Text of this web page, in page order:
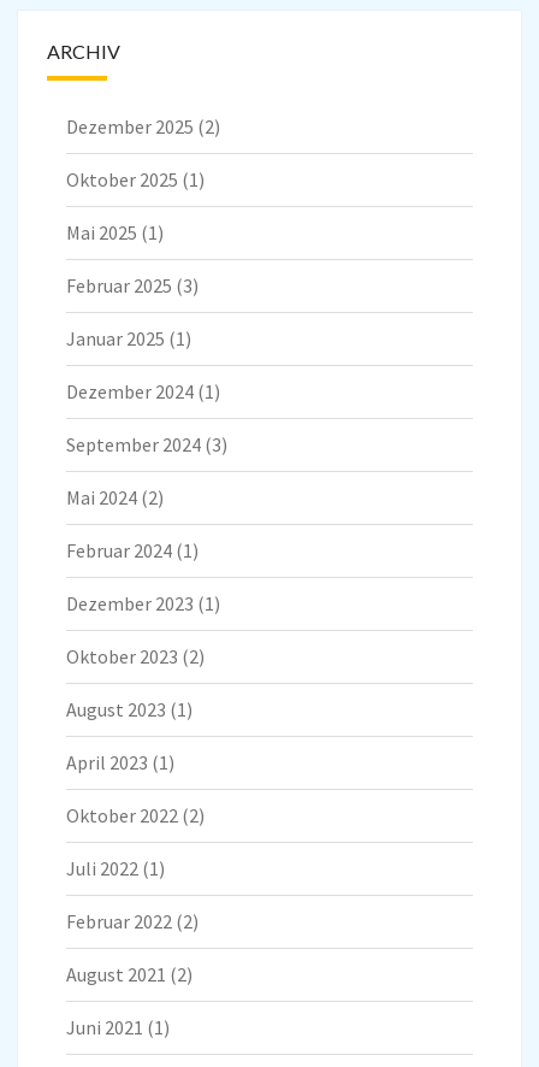
ARCHIV
Dezember 2025 (2)
Oktober 2025 (1)
Mai 2025 (1)
Februar 2025 (3)
Januar 2025 (1)
Dezember 2024 (1)
September 2024 (3)
Mai 2024 (2)
Februar 2024 (1)
Dezember 2023 (1)
Oktober 2023 (2)
August 2023 (1)
April 2023 (1)
Oktober 2022 (2)
Juli 2022 (1)
Februar 2022 (2)
August 2021 (2)
Juni 2021 (1)